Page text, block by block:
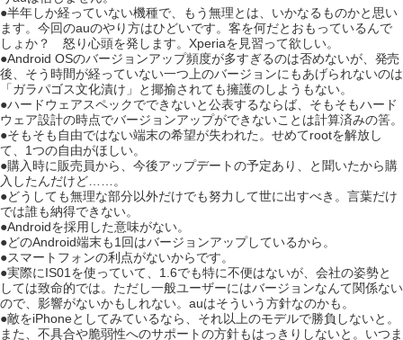
●半年しか経っていない機種で、もう無理とは、いかなるものかと思い
ます。今回のauのやり方はひどいです。客を何だとおもっているんで
しょか？ 怒り心頭を発します。Xperiaを見習って欲しい。
●Android OSのバージョンアップ頻度が多すぎるのは否めないが、発売
後、そう時間が経っていない一つ上のバージョンにもあげられないのは
「ガラパゴス文化漬け」と揶揄されても擁護のしようもない。
●ハードウェアスペックでできないと公表するならば、そもそもハード
ウェア設計の時点でバージョンアップができないことは計算済みの筈。
●そもそも自由ではない端末の希望が失われた。せめてrootを解放し
て、1つの自由がほしい。
●購入時に販売員から、今後アップデートの予定あり、と聞いたから購
入したんだけど……。
●どうしても無理な部分以外だけでも努力して世に出すべき。言葉だけ
では誰も納得できない。
●Androidを採用した意味がない。
●どのAndroid端末も1回はバージョンアップしているから。
●スマートフォンの利点がないからです。
●実際にIS01を使っていて、1.6でも特に不便はないが、会社の姿勢と
しては致命的では。ただし一般ユーザーにはバージョンなんて関係ない
ので、影響がないかもしれない。auはそういう方針なのかも。
●敵をiPhoneとしてみているなら、それ以上のモデルで勝負しないと。
また、不具合や脆弱性へのサポートの方針もはっきりしないと。いつま